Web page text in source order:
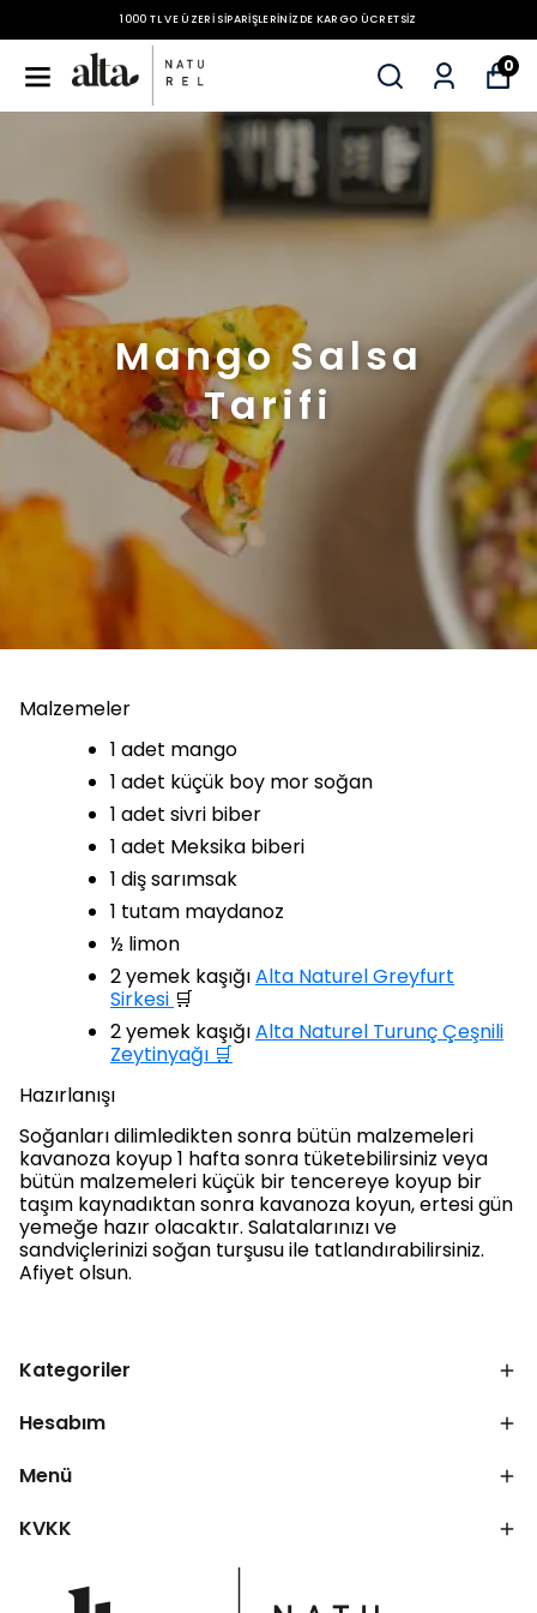
1000 TL VE ÜZERI SIPARIŞLERINIZDE KARGO ÜCRETSIZ
0
Mango Salsa
Tarifi
Malzemeler
1 adet mango
1 adet küçük boy mor soğan
1 adet sivri biber
1 adet Meksika biberi
1 diş sarımsak
1 tutam maydanoz
½ limon
2 yemek kaşığıAlta Naturel Greyfurt
Sirkesi 🛒
2 yemek kaşığıAlta Naturel Turunç Çeşnili
Zeytinyağı 🛒
Hazırlanışı
Soğanları dilimledikten sonra bütün malzemeleri
kavanoza koyup 1 hafta sonra tüketebilirsiniz veya
bütün malzemeleri küçük bir tencereye koyup bir
taşım kaynadıktan sonra kavanoza koyun, ertesi gün
yemeğe hazır olacaktır. Salatalarınızı ve
sandviçlerinizi soğan turşusu ile tatlandırabilirsiniz.
Afiyet olsun.
Kategoriler
Hesabım
Menü
KVKK